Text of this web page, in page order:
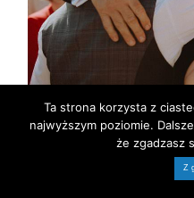
Ta strona korzysta z
najwyższym poziomie.
że zgadzasz